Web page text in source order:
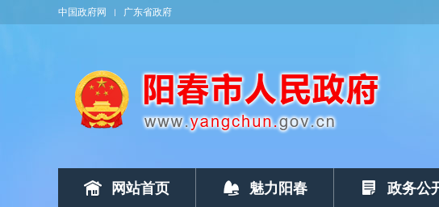
中国政府网 广东省政府
网站首页 魅力阳春 政务公